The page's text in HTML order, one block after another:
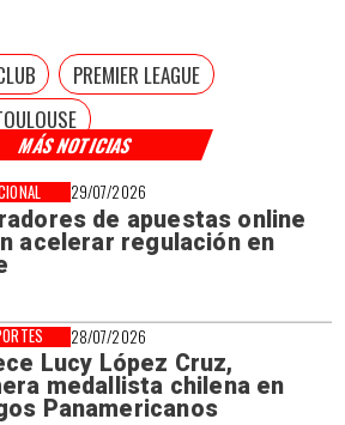
MÁS NOTICIAS
29/07/2026
de apuestas online
acelerar regulación en
28/07/2026
Lucy López Cruz,
medallista chilena en
Panamericanos
PREMIER LEAGUE